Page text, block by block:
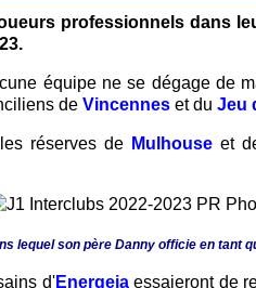
professionnels dans
équipe ne se dégage de
de Vincennes et du Jeu
réserves de Mulhouseet
lequel son père Danny officie en tant
d'Energeiaessaieront de